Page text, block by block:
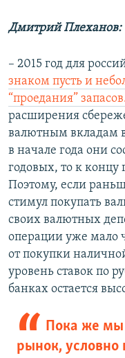
Дмитрий Плеханов:
– 2015 год для
знаком пусть и
“проедания”
расширения
валютным вкладам
в начале года они
годовых, то к концу
Поэтому, если
стимул покупать
своих валютных
операции уже мало
от покупки
уровень ставок по
банках остается
Пока же мы
рынок, условно